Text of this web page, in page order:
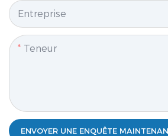
Entreprise
Teneur
ENVOYER UNE ENQUÊTE